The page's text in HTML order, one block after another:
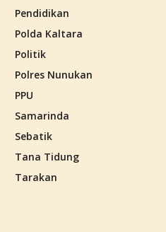
Pendidikan
Polda Kaltara
Politik
Polres Nunukan
PPU
Samarinda
Sebatik
Tana Tidung
Tarakan